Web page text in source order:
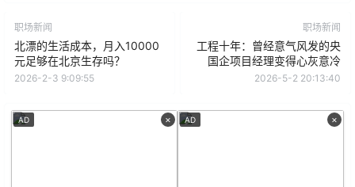
职场新闻
北漂的生活成本，月入10000
元足够在北京生存吗？
2026-2-3 9:09:55
职场新闻
工程十年：曾经意气风发的央
国企项目经理变得心灰意冷
2026-5-2 20:13:40
×
AD ×
AD